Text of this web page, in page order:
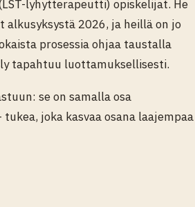
lyhytterapeutti) opiskelijat. He
alkusyksystä 2026, ja heillä on jo
prosessia ohjaa taustalla
tapahtuu luottamuksellisesti.
se on samalla osa
joka kasvaa osana laajempaa